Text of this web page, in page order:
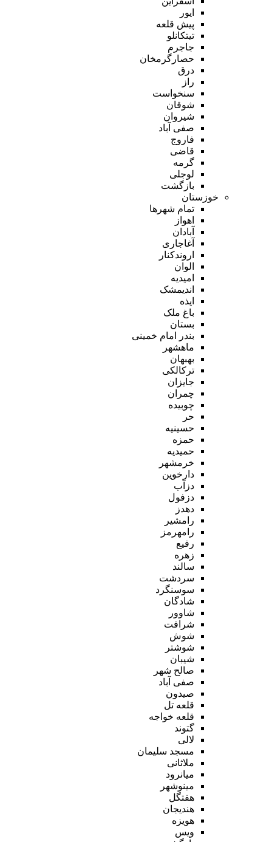
ایور
پیش قلعه
تیتکانلو
جاجرم
حصارگرمخان
درق
راز
سنخواست
شوقان
شیروان
صفی آباد
فاروج
قاضی
گرمه
لوجلی
بازگشت
خوزستان
تمام شهر‌ها
اهواز
آبادان
آغاجاری
اروندکنار
الوان
امیدیه
اندیمشک
ایذه
باغ ملک
بستان
بندر امام خمینی
ماهشهر
بهبهان
ترکالکی
جایزان
چمران
چوبیده
حر
حسینیه
حمزه
حمیدیه
خرمشهر
دارخوین
دزآب
دزفول
دهدز
رامشیر
رامهرمز
رفیع
زهره
سالند
سردشت
سوسنگرد
شادگان
شاوور
شرافت
شوش
شوشتر
شیبان
صالح شهر
صفی آباد
صیدون
قلعه تل
قلعه خواجه
گتوند
لالی
مسجد سلیمان
ملاثانی
میانرود
مینوشهر
هفتگل
هندیجان
هویزه
ویس